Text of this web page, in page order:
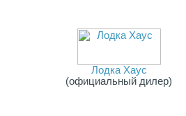
Лодка Хаус
(официальный дилер)